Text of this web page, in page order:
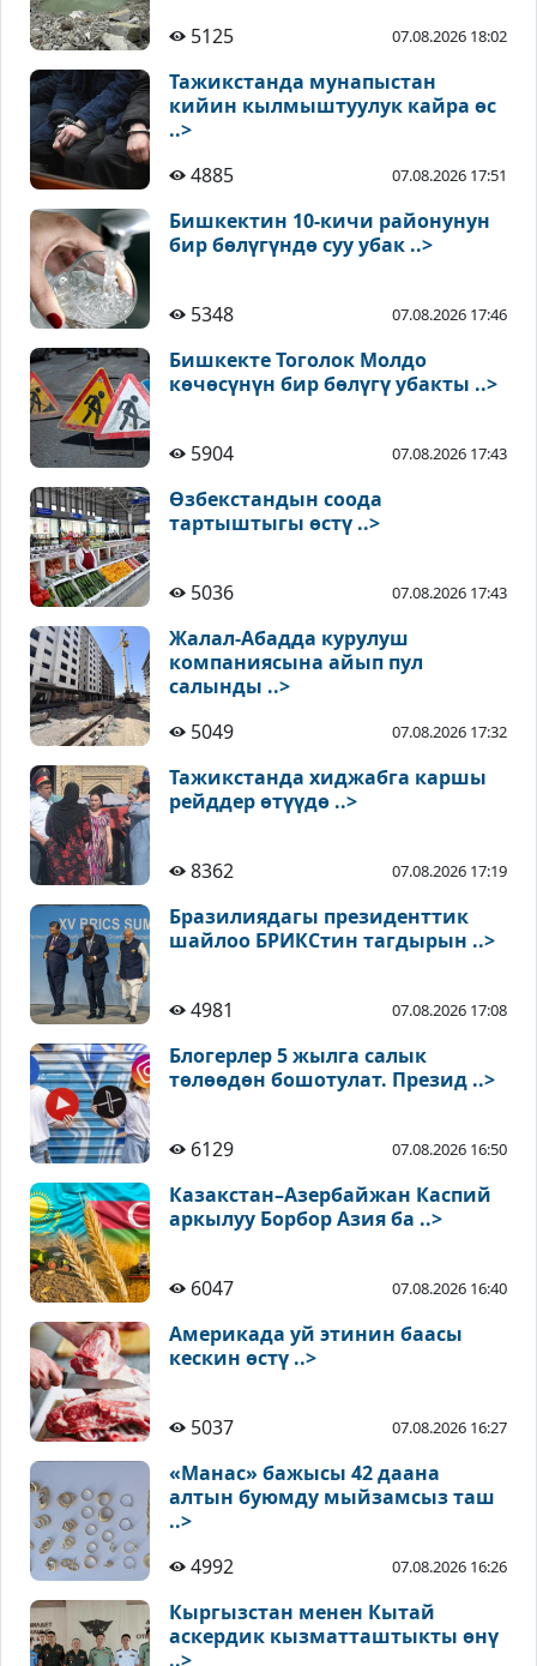
5125 07.08.2026 18:02
Тажикстанда мунапыстан
кийин кылмыштуулук кайра өс
..>
4885
07.08.2026 17:51
Бишкектин 10-кичи районунун
бир бөлүгүндө суу убак ..>
5348 07.08.2026 17:46
Бишкекте Тоголок Молдо
көчөсүнүн бир бөлүгү убакты ..>
5904 07.08.2026 17:43
Өзбекстандын соода
тартыштыгы өстү ..>
5036 07.08.2026 17:43
Жалал-Абадда курулуш
компаниясына айып пул
салынды ..>
5049
07.08.2026 17:32
Тажикстанда хиджабга каршы
рейддер өтүүдө ..>
8362 07.08.2026 17:19
Бразилиядагы президенттик
шайлоо БРИКСтин тагдырын ..>
4981 07.08.2026 17:08
Блогерлер 5 жылга салык
төлөөдөн бошотулат. Презид ..>
6129 07.08.2026 16:50
Казакстан–Азербайжан Каспий
аркылуу Борбор Азия ба ..>
6047 07.08.2026 16:40
Америкада уй этинин баасы
кескин өстү ..>
5037 07.08.2026 16:27
«Манас» бажысы 42 даана
алтын буюмду мыйзамсыз таш
..>
4992
07.08.2026 16:26
Кыргызстан менен Кытай
аскердик кызматташтыкты өнү
..>